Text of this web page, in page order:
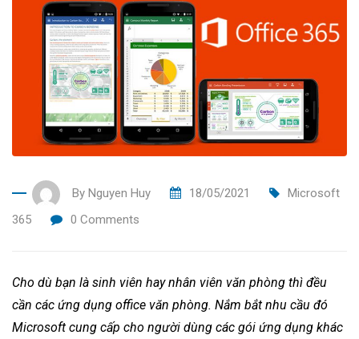
By Nguyen Huy 18/05/2021
Microsoft
365
0 Comments
Cho dù bạn là sinh viên hay nhân viên văn phòng thì đều
cần các ứng dụng office văn phòng. Nắm bắt nhu cầu đó
Microsoft cung cấp cho người dùng các gói ứng dụng khác